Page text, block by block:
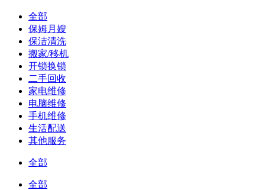
全部
保姆月嫂
保洁清洗
搬家/移机
开锁换锁
二手回收
家电维修
电脑维修
手机维修
生活配送
其他服务
全部
全部